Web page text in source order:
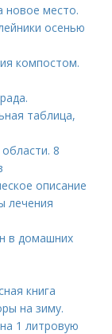
новое место.
осенью
компостом.
таблица,
8
описание
лечения
в домашних
книга
на зиму.
1 литровую